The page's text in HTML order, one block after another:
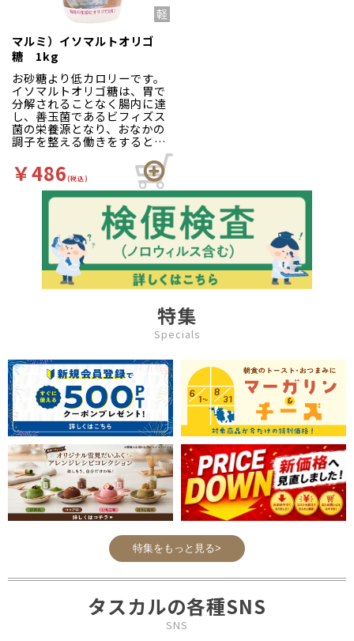
マルミ）イソマルトオリゴ
糖 1kg
お砂糖より低カロリーです。
イソマルトオリゴ糖は、胃で
分解されることなく腸内に達
し、善玉菌であるビフィズス
菌の栄養源となり、おなかの
調子を整える働きをするとい
われています。ヨーグルトと
の相性はバツグン。お砂糖の
代わりとして、バラエティー
に富んだ料理（パン、パス
タ、煮物等）やフルーツ、お
菓子などお好みに合わせてお
￥486(税込)
特集
Specials
特集をもっと見る>
タスカルの各種SNS
SNS